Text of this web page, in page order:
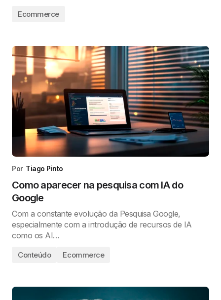
Ecommerce
Por Tiago Pinto
Como aparecer na pesquisa com IA do
Google
Com a constante evolução da Pesquisa Google,
especialmente com a introdução de recursos de IA
como os AI…
Conteúdo Ecommerce